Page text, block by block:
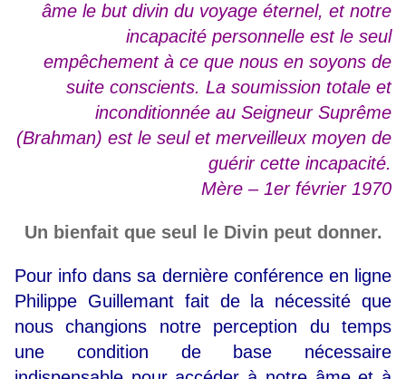
âme le but divin du voyage éternel, et notre
incapacité personnelle est le seul
empêchement à ce que nous en soyons de
suite conscients. La soumission totale et
inconditionnée au Seigneur Suprême
(Brahman) est le seul et merveilleux moyen de
guérir cette incapacité.
Mère – 1er février 1970
Un bienfait que seul le Divin peut donner.
Pour info dans sa dernière conférence en ligne
Philippe Guillemant fait de la nécessité que
nous changions notre perception du temps
une condition de base nécessaire